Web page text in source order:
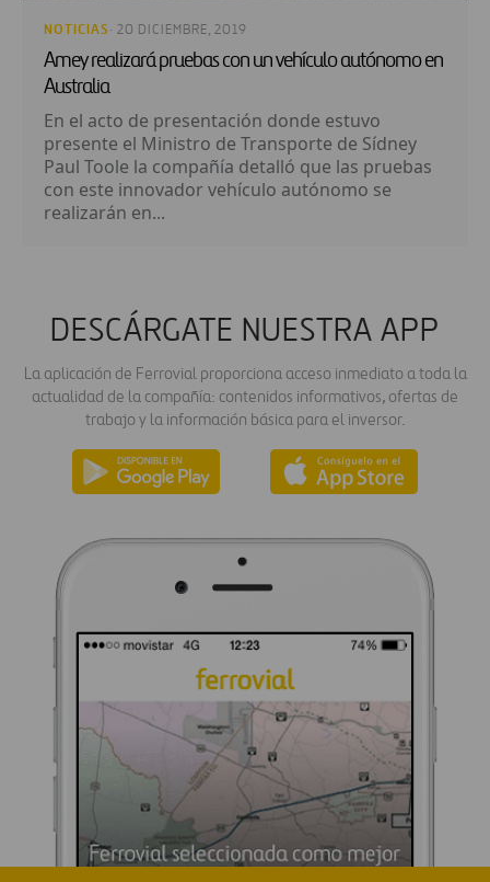
NOTICIAS · 20 DICIEMBRE, 2019
Amey realizará pruebas con un vehículo autónomo en
Australia
En el acto de presentación donde estuvo
presente el Ministro de Transporte de Sídney
Paul Toole la compañía detalló que las pruebas
con este innovador vehículo autónomo se
realizarán en...
DESCÁRGATE NUESTRA APP
La aplicación de Ferrovial proporciona acceso inmediato a toda la
actualidad de la compañía: contenidos informativos, ofertas de
trabajo y la información básica para el inversor.